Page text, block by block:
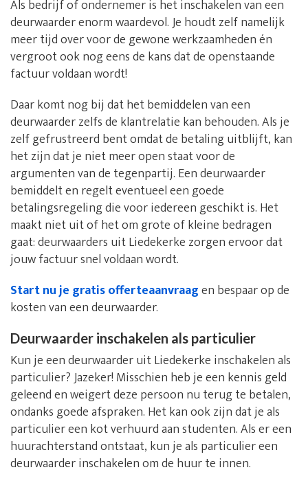
Als bedrijf of ondernemer is het inschakelen van een
deurwaarder enorm waardevol. Je houdt zelf namelijk
meer tijd over voor de gewone werkzaamheden én
vergroot ook nog eens de kans dat de openstaande
factuur voldaan wordt!
Daar komt nog bij dat het bemiddelen van een
deurwaarder zelfs de klantrelatie kan behouden. Als je
zelf gefrustreerd bent omdat de betaling uitblijft, kan
het zijn dat je niet meer open staat voor de
argumenten van de tegenpartij. Een deurwaarder
bemiddelt en regelt eventueel een goede
betalingsregeling die voor iedereen geschikt is. Het
maakt niet uit of het om grote of kleine bedragen
gaat: deurwaarders uit Liedekerke zorgen ervoor dat
jouw factuur snel voldaan wordt.
Start nu je gratis offerteaanvraagen bespaar op de
kosten van een deurwaarder.
Deurwaarder inschakelen als particulier
Kun je een deurwaarder uit Liedekerke inschakelen als
particulier? Jazeker! Misschien heb je een kennis geld
geleend en weigert deze persoon nu terug te betalen,
ondanks goede afspraken. Het kan ook zijn dat je als
particulier een kot verhuurd aan studenten. Als er een
huurachterstand ontstaat, kun je als particulier een
deurwaarder inschakelen om de huur te innen.